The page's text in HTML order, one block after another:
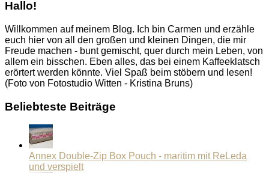
Hallo!
Willkommen auf meinem Blog. Ich bin Carmen und erzähle
euch hier von all den großen und kleinen Dingen, die mir
Freude machen - bunt gemischt, quer durch mein Leben, von
allem ein bisschen. Eben alles, das bei einem Kaffeeklatsch
erörtert werden könnte. Viel Spaß beim stöbern und lesen!
(Foto von Fotostudio Witten - Kristina Bruns)
Beliebteste Beiträge
Annex Double-Zip Box Pouch - maritim mit ReLeda
und verspielt